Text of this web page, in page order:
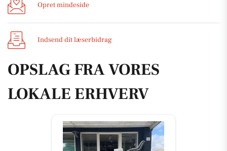
Opret mindeside
Indsend dit læserbidrag
OPSLAG FRA VORES
LOKALE ERHVERV